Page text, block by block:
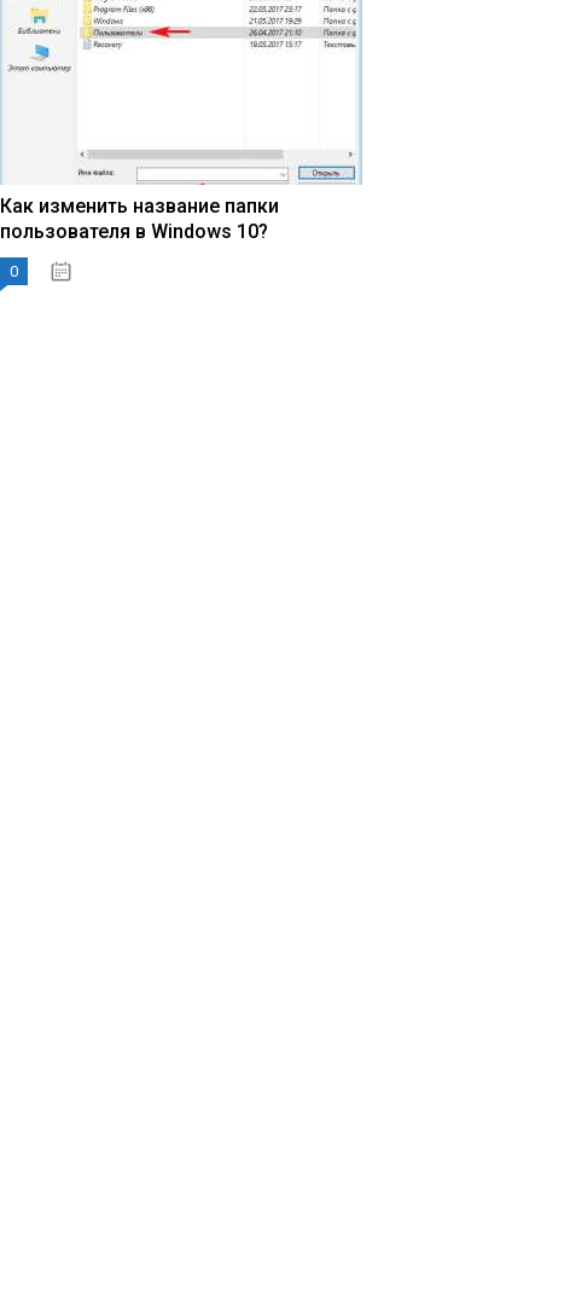
Как изменить название папки
пользователя в Windows 10?
0